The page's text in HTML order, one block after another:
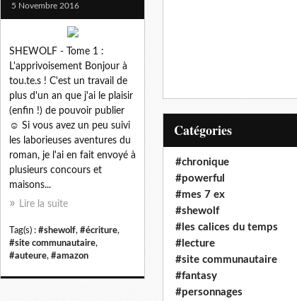
5 Novembre 2016
SHEWOLF - Tome 1 :
L'apprivoisement Bonjour à
tou.te.s ! C'est un travail de
plus d'un an que j'ai le plaisir
(enfin !) de pouvoir publier
☺ Si vous avez un peu suivi
les laborieuses aventures du
roman, je l'ai en fait envoyé à
plusieurs concours et
maisons...
Lire la suite
Tag(s) : #shewolf, #écriture,
#site communautaire,
#auteure, #amazon
Catégories
#chronique
#powerful
#mes 7 ex
#shewolf
#les calices du temps
#lecture
#site communautaire
#fantasy
#personnages